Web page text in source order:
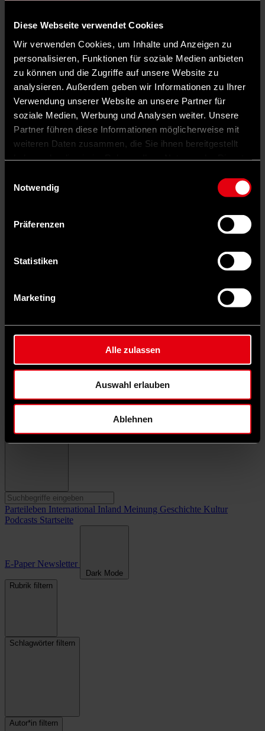
Diese Webseite verwendet Cookies
Wir verwenden Cookies, um Inhalte und Anzeigen zu
personalisieren, Funktionen für soziale Medien anbieten
zu können und die Zugriffe auf unsere Website zu
analysieren. Außerdem geben wir Informationen zu Ihrer
Verwendung unserer Website an unsere Partner für
soziale Medien, Werbung und Analysen weiter. Unsere
Partner führen diese Informationen möglicherweise mit
weiteren Daten zusammen, die Sie ihnen bereitgestellt
Notwendig
Präferenzen
Statistiken
Marketing
Alle zulassen
Auswahl erlauben
Ablehnen
Parteileben International Inland Meinung Geschichte Kultur
Podcasts Startseite
E-Paper Newsletter
Dark Mode
Rubrik filtern
Schlagwörter filtern
Autor*in filtern